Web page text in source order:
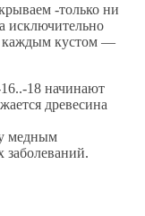
-только ни
исключительно
каждым кустом —
18 начинают
древесина
медным
заболеваний.